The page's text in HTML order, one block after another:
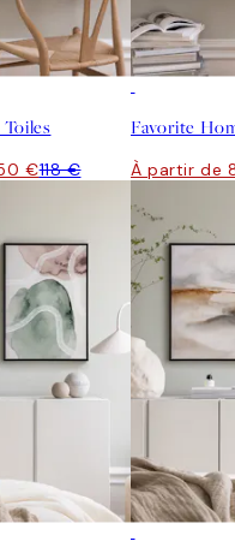
€118 €
Favorite
À partir de